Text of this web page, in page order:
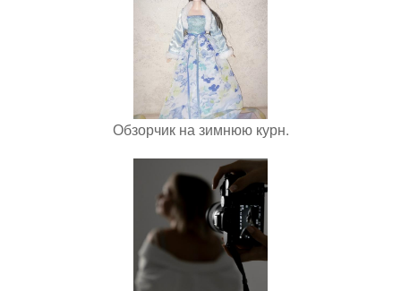
Обзорчик на зимнюю курн.